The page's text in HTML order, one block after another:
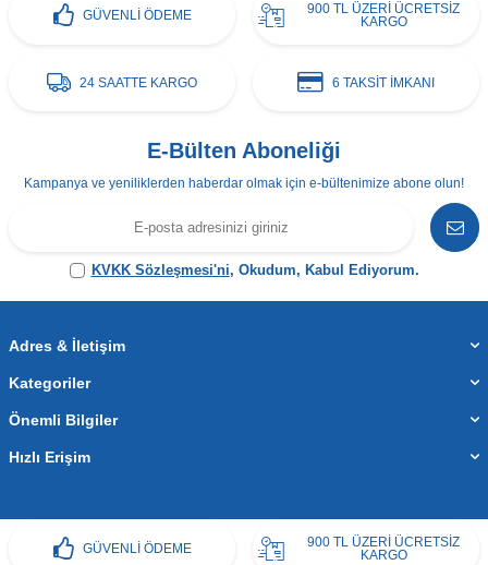
GÜVENLİ ÖDEME
900 TL ÜZERİ ÜCRETSİZ
KARGO
24 SAATTE KARGO 6 TAKSİT İMKANI
E-Bülten Aboneliği
Kampanya ve yeniliklerden haberdar olmak için e-bültenimize abone olun!
KVKK Sözleşmesi'ni, Okudum, Kabul Ediyorum.
Adres & İletişim
Kategoriler
Önemli Bilgiler
Hızlı Erişim
GÜVENLİ ÖDEME
900 TL ÜZERİ ÜCRETSİZ
KARGO